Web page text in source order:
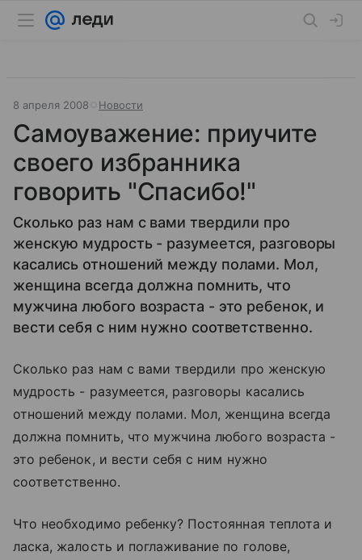
8 апреля 2008 Новости
Самоуважение: приучите
своего избранника
говорить "Спасибо!"
Сколько раз нам с вами твердили про
женскую мудрость - разумеется, разговоры
касались отношений между полами. Мол,
женщина всегда должна помнить, что
мужчина любого возраста - это ребенок, и
вести себя с ним нужно соответственно.
Сколько раз нам с вами твердили про женскую
мудрость - разумеется, разговоры касались
отношений между полами. Мол, женщина всегда
должна помнить, что мужчина любого возраста -
это ребенок, и вести себя с ним нужно
соответственно.
Что необходимо ребенку? Постоянная теплота и
ласка, жалость и поглаживание по голове,